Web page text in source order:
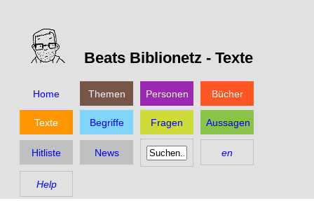
Beats Biblionetz - Texte
Home Themen Personen Bücher
Texte Begriffe Fragen Aussagen
Hitliste News en
Help